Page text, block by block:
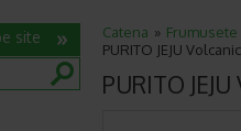
Catena
PURITO JEJU
PURITO
site